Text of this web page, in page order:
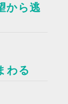
から逃
わる